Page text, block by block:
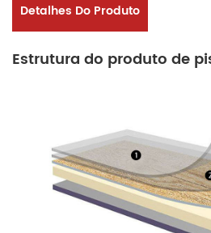
Detalhes Do Produto
Estrutura do produto de